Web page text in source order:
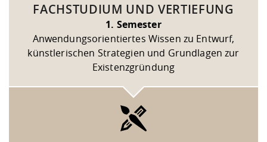
FACHSTUDIUM UND VERTIEFUNG
1. Semester
Anwendungsorientiertes Wissen zu Entwurf,
künstlerischen Strategien und Grundlagen zur
Existenzgründung